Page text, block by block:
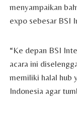
menyampaikan
expo sebesar BSI
“Ke depan BSI
acara ini
memiliki halal hub
Indonesia agar